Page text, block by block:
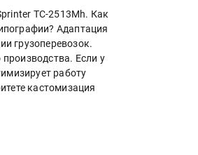
ТС-2513Mh. Как
Адаптация
грузоперевозок.
Если у
работу
кастомизация